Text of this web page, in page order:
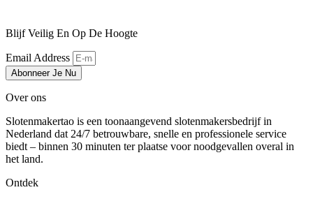
Blijf Veilig En Op De Hoogte
Email Address
Abonneer Je Nu
Over ons
Slotenmakertao is een toonaangevend slotenmakersbedrijf in
Nederland dat 24/7 betrouwbare, snelle en professionele service
biedt – binnen 30 minuten ter plaatse voor noodgevallen overal in
het land.
Ontdek